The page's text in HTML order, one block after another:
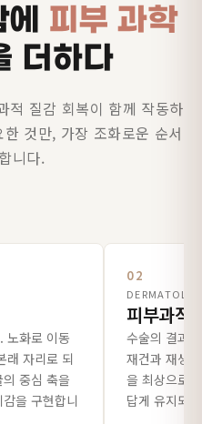
피부 과학
더하다
적 질감 회복이 함께 작동하
것만, 가장 조화로운 순서
니다.
노화로 이동
래 자리로 되
중심 축을
을 구현합니
02
피부과적
수술의 결과
재건과 재생
을 최상으로
답게 유지되